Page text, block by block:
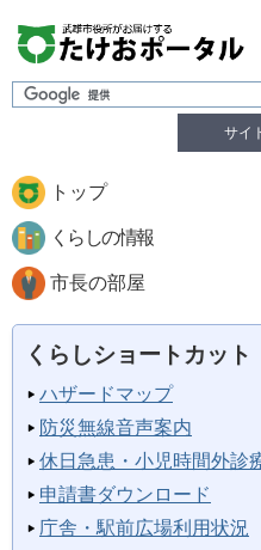
サイ
トップ
くらしの情報
市長の部屋
くらしショートカット
ハザードマップ
防災無線音声案内
休日急患・小児時間外診
申請書ダウンロード
庁舎・駅前広場利用状況